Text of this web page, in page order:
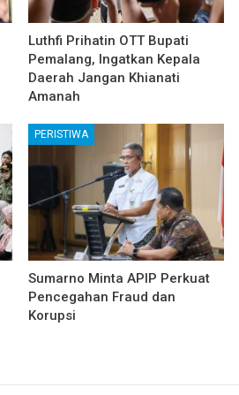
Luthfi Prihatin OTT Bupati
Pemalang, Ingatkan Kepala
Daerah Jangan Khianati
Amanah
PERISTIWA
Sumarno Minta APIP Perkuat
Pencegahan Fraud dan
Korupsi